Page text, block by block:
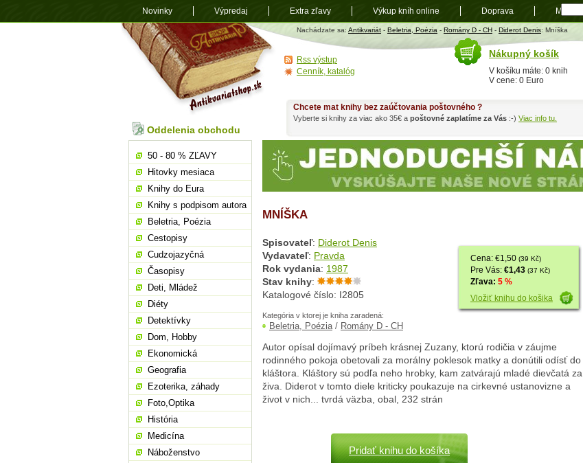
Antikvariát
shop.sk
Nachádzate sa: Antikvariát - Beletria, Poézia - Romány D - CH - Diderot Denis: Mníška
MNÍŠKA
Cena: €1,50 (39 Kč)
Pre Vás: €1,43 (37 Kč)
Zľava: 5 %
Vložiť knihu do košika
Spisovateľ: Diderot Denis
Vydavateľ: Pravda
Rok vydania: 1987
Stav knihy:
Katalogové číslo: I2805
Kategória v ktorej je kniha zaradená:
Beletria, Poézia/ Romány D - CH
Autor opísal dojímavý príbeh krásnej Zuzany, ktorú rodičia v záujme
rodinného pokoja obetovali za morálny poklesok matky a donútili odísť do
kláštora. Kláštory sú podľa neho hrobky, kam zatvárajú mladé dievčatá za
živa. Diderot v tomto diele kriticky poukazuje na cirkevné ustanovizne a
život v nich... tvrdá väzba, obal, 232 strán
Pridať knihu do košíka
Chcete mat knihy bez zaúčtovania poštovného ?
Vyberte si knihy za viac ako 35€ a poštovné zaplatíme za Vás :-) Viac info tu.
Oddelenia obchodu
50 - 80 % ZĽAVY
Hitovky mesiaca
Knihy do Eura
Knihy s podpisom autora
Beletria, Poézia
Cestopisy
Cudzojazyčná
Časopisy
Deti, Mládež
Diéty
Detektívky
Dom, Hobby
Ekonomická
Geografia
Ezoterika, záhady
Foto,Optika
História
Medicína
Náboženstvo
Nákupný košík
V košíku máte: 0 knih
V cene: 0 Euro
Rss výstup
Cenník, katalóg
Novinky Výpredaj Extra zľavy Výkup kníh online Doprava Mapa